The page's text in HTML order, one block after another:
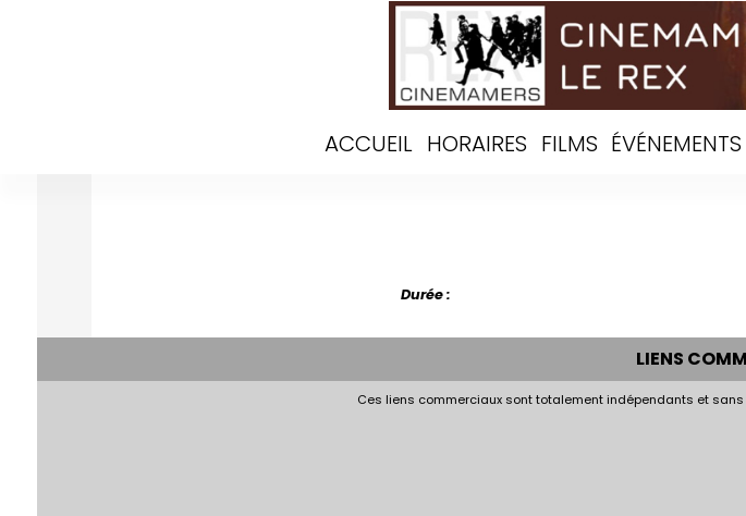
ACCUEIL HORAIRES FILMS ÉVÉNEMENTS
Durée :
LIENS
Ces liens commerciaux sont totalement indépendants et